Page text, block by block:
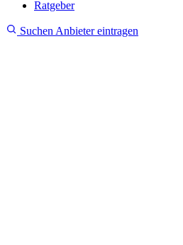
Ratgeber
Suchen Anbieter eintragen